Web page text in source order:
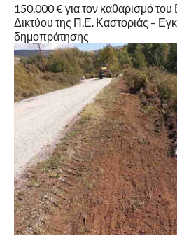
150.000 € για τον καθαρισμό
Δικτύου της Π.Ε. Καστοριάς –
δημοπράτησης